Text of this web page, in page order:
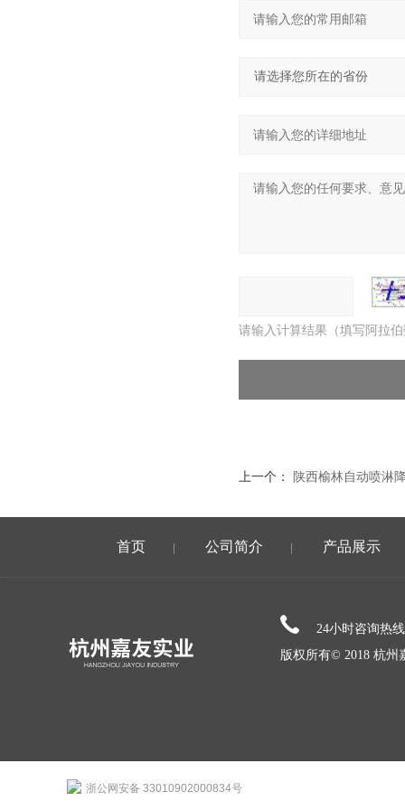
请输入计算结果（填写阿拉
上一个： 陕西榆林自动喷淋
首页 公司简介 产品展示
24小时咨询热
版权所有© 2018 杭州
浙公网安备 33010902000834号